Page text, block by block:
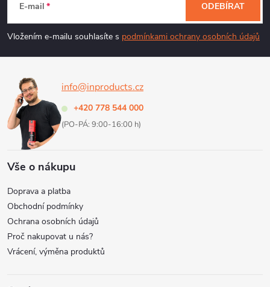
p
E-mail
Vložením e-mailu souhlasíte s podmínkami ochrany osobních údajů
ODEBÍRAT
info@inproducts.cz
+420 778 544 000
(PO-PÁ: 9:00-16:00 h)
Vše o nákupu
Doprava a platba
Obchodní podmínky
Ochrana osobních údajů
Proč nakupovat u nás?
Vrácení, výměna produktů